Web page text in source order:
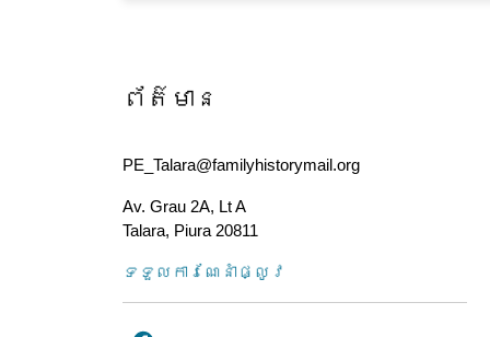
ព័ត៌មាន
PE_Talara@familyhistorymail.org
Av. Grau 2A, Lt A
Talara, Piura 20811
ទទួល​ការណែនាំ​ផ្លូវ